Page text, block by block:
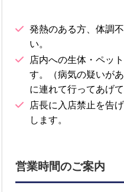
発熱のある方、体調
い。
店内への生体・ペッ
す。（病気の疑いが
に連れて行ってあげ
店長に入店禁止を告
します。
営業時間のご案内